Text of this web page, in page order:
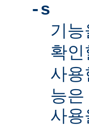
-s
기
확
사용
능은
사용